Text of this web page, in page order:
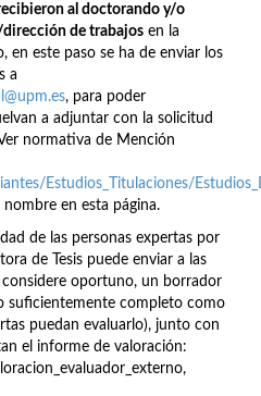
al doctorando y/o
de trabajos en la
en este paso se ha de enviar los
a
, para poder
a adjuntar con la solicitud
normativa de Mención
Estudios_Titulaciones/
en esta página.
de las personas expertas por
de Tesis puede enviar a las
oportuno, un borrador
suficientemente completo como
puedan evaluarlo), junto con
el informe de valoración: